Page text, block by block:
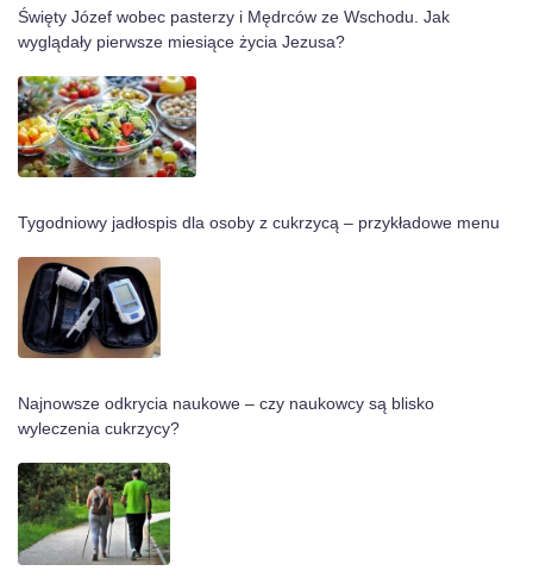
Święty Józef wobec pasterzy i Mędrców ze Wschodu. Jak
wyglądały pierwsze miesiące życia Jezusa?
Tygodniowy jadłospis dla osoby z cukrzycą – przykładowe menu
Najnowsze odkrycia naukowe – czy naukowcy są blisko
wyleczenia cukrzycy?